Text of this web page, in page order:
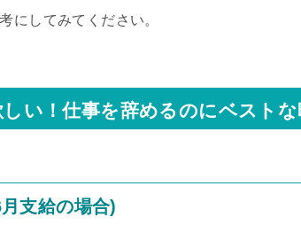
にしてみてください。
い！仕事を辞めるのにベストな
支給の場合)